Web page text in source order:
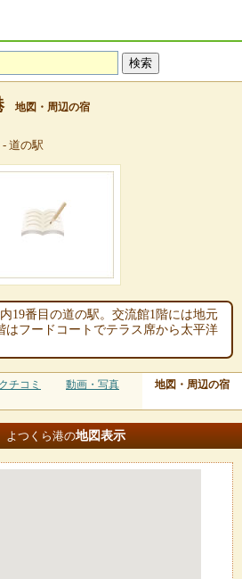
地図・周辺の宿
道の駅
19番目の道の駅。交流館1階には地元
はフードコートでテラス席から太平洋
チコミ 動画・写真 地図・周辺の宿
つくら港の地図表示